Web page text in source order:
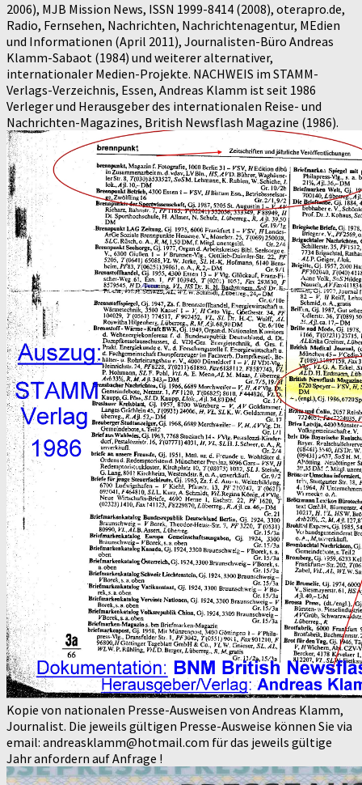
2006), MJB Mission News, ISSN 1999-8414 (2008), oterapro.de,
Radio, Fernsehen, Nachrichten, Nachrichtenagentur, MEdien
und Informationen (April 2011), Journalisten-Büro Andreas
Klamm-Sabaot (1984) und weiterer alternativer,
internationaler Medien-Projekte. NACHWEIS im STAMM-
Verlags-Verzeichnis, Essen, Andreas Klamm ist seit 1986
Verleger und Herausgeber des internationalen Reise- und
Nachrichten-Magazines, British Newsflash Magazine (1986).
Kopie von nationalen Presse-Ausweisen von Andreas Klamm,
Journalist. Die jeweils gültigen Presse-Ausweise können Sie via
email: andreasklamm@hotmail.com für das jeweils gültige
Jahr anfordern auf Anfrage !